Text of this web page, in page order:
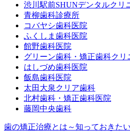
渋川駅前SHUNデンタルクリ
青柳歯科診療所
コバヤシ歯科医院
ふくしま歯科医院
館野歯科医院
グリーン歯科・矯正歯科クリ
はしづめ歯科医院
飯島歯科医院
太田大泉クリア歯科
北村歯科・矯正歯科医院
藤岡中央歯科
歯の矯正治療とは～知っておきた